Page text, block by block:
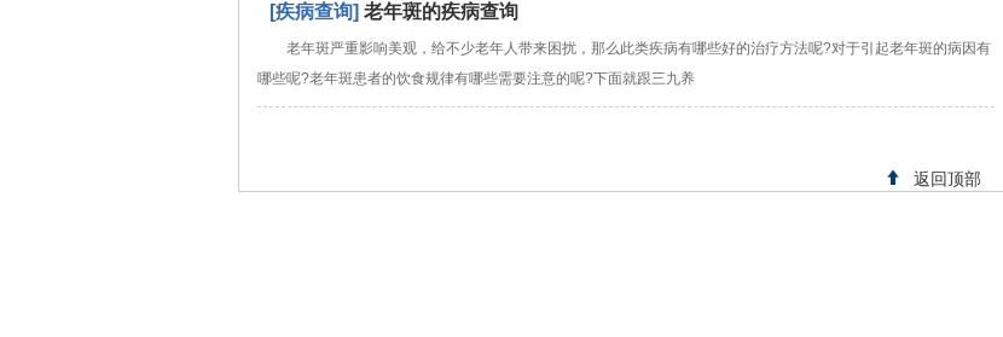
[疾病查询] 老年斑的疾病查询
老年斑严重影响美观，给不少老年人带来困扰，那么此类疾病有哪些好的治疗方法呢?对于引起老年斑的病因有
哪些呢?老年斑患者的饮食规律有哪些需要注意的呢?下面就跟三九养
返回顶部